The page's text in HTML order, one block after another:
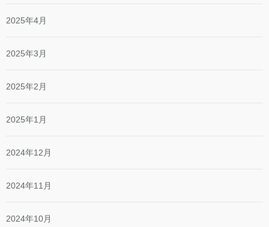
2025年4月
2025年3月
2025年2月
2025年1月
2024年12月
2024年11月
2024年10月